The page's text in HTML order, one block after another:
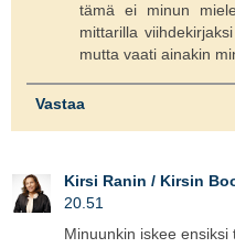
tämä ei minun
mittarilla
mutta vaati ainakin
Vastaa
Kirsi Ranin / Kirsin
20.51
Minuunkin iskee